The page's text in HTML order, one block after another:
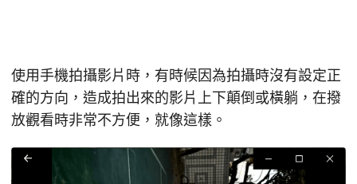
使用手機拍攝影片時，有時候因為拍攝時沒有設定正
確的方向，造成拍出來的影片上下顛倒或橫躺，在撥
放觀看時非常不方便，就像這樣。